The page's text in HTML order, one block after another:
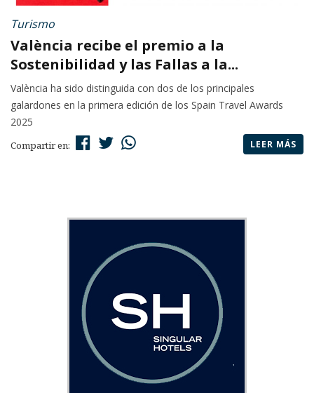
Turismo
València recibe el premio a la
Sostenibilidad y las Fallas a la...
València ha sido distinguida con dos de los principales
galardones en la primera edición de los Spain Travel Awards
2025
Compartir en: LEER MÁS